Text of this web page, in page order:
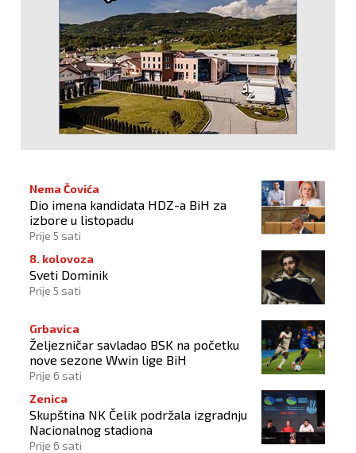
Nema Čovića
Dio imena kandidata HDZ-a BiH za
izbore u listopadu
Prije 5 sati
8. kolovoza
Sveti Dominik
Prije 5 sati
Grbavica
Željezničar savladao BSK na početku
nove sezone Wwin lige BiH
Prije 6 sati
Zenica
Skupština NK Čelik podržala izgradnju
Nacionalnog stadiona
Prije 6 sati